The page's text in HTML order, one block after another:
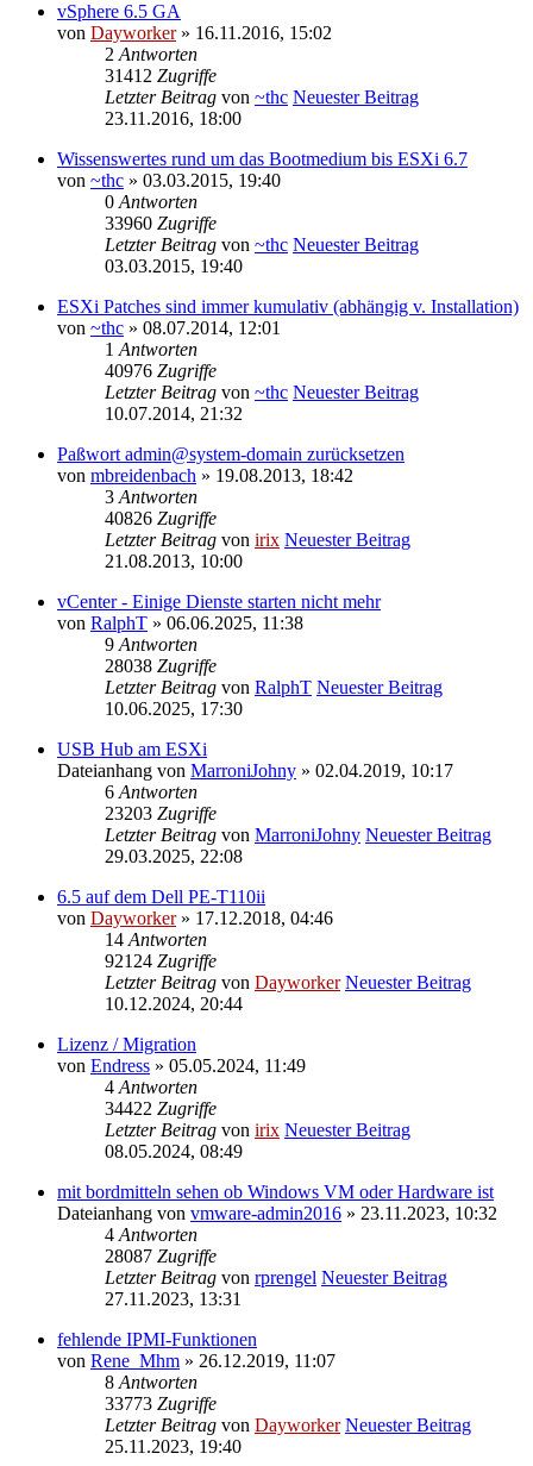
vSphere 6.5 GA
von Dayworker» 16.11.2016, 15:02
2 Antworten
31412 Zugriffe
Letzter Beitrag von ~thc Neuester Beitrag
23.11.2016, 18:00
Wissenswertes rund um das Bootmedium bis ESXi 6.7
von ~thc » 03.03.2015, 19:40
0 Antworten
33960 Zugriffe
Letzter Beitrag von ~thc Neuester Beitrag
03.03.2015, 19:40
ESXi Patches sind immer kumulativ (abhängig v. Installation)
von ~thc » 08.07.2014, 12:01
1 Antworten
40976 Zugriffe
Letzter Beitrag von ~thc Neuester Beitrag
10.07.2014, 21:32
Paßwort admin@system-domain zurücksetzen
von mbreidenbach » 19.08.2013, 18:42
3 Antworten
40826 Zugriffe
Letzter Beitrag von irix Neuester Beitrag
21.08.2013, 10:00
vCenter - Einige Dienste starten nicht mehr
von RalphT » 06.06.2025, 11:38
9 Antworten
28038 Zugriffe
Letzter Beitrag von RalphT Neuester Beitrag
10.06.2025, 17:30
USB Hub am ESXi
Dateianhang von MarroniJohny » 02.04.2019, 10:17
6 Antworten
23203 Zugriffe
Letzter Beitrag von MarroniJohny Neuester Beitrag
29.03.2025, 22:08
6.5 auf dem Dell PE-T110ii
von Dayworker» 17.12.2018, 04:46
14 Antworten
92124 Zugriffe
Letzter Beitrag von Dayworker Neuester Beitrag
10.12.2024, 20:44
Lizenz / Migration
von Endress » 05.05.2024, 11:49
4 Antworten
34422 Zugriffe
Letzter Beitrag von irix Neuester Beitrag
08.05.2024, 08:49
mit bordmitteln sehen ob Windows VM oder Hardware ist
Dateianhang von vmware-admin2016 » 23.11.2023, 10:32
4 Antworten
28087 Zugriffe
Letzter Beitrag von rprengel Neuester Beitrag
27.11.2023, 13:31
fehlende IPMI-Funktionen
von Rene_Mhm » 26.12.2019, 11:07
8 Antworten
33773 Zugriffe
Letzter Beitrag von Dayworker Neuester Beitrag
25.11.2023, 19:40